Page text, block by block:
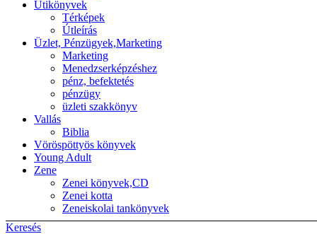
Keresés
Útikönyvek
Térképek
Útleírás
Üzlet, Pénzügyek,Marketing
Marketing
Menedzserképzéshez
pénz, befektetés
pénzügy
üzleti szakkönyv
Vallás
Biblia
Vöröspöttyös könyvek
Young Adult
Zene
Zenei könyvek,CD
Zenei kotta
Zeneiskolai tankönyvek